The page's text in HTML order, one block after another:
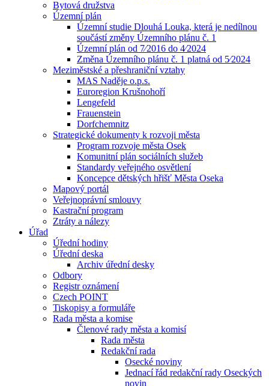
Bytová družstva
Územní plán
Územní studie Dlouhá Louka, která je nedílnou
součástí změny Územního plánu č. 1
Územní plán od 7⁄2016 do 4⁄2024
Změna Územního plánu č. 1 platná od 5⁄2024
Meziměstské a přeshraniční vztahy
MAS Naděje o.p.s.
Euroregion Krušnohoří
Lengefeld
Frauenstein
Dorfchemnitz
Strategické dokumenty k rozvoji města
Program rozvoje města Osek
Komunitní plán sociálních služeb
Standardy veřejného osvětlení
Koncepce dětských hřišť Města Oseka
Mapový portál
Veřejnoprávní smlouvy
Kastrační program
Ztráty a nálezy
Úřad
Úřední hodiny
Úřední deska
Archiv úřední desky
Odbory
Registr oznámení
Czech POINT
Tiskopisy a formuláře
Rada města a komise
Členové rady města a komisí
Rada města
Redakční rada
Osecké noviny
Jednací řád redakční rady Oseckých
novin